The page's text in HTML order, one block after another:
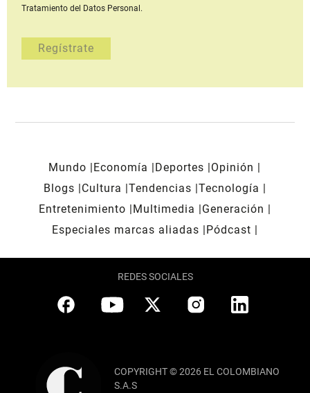
Tratamiento del Datos Personal.
Mundo Economía Deportes
Opinión
Blogs
Cultura Tendencias Tecnología
Entretenimiento
Multimedia
Generación
Especiales marcas aliadas
Pódcast
REDES SOCIALES
COPYRIGHT © 2026 EL COLOMBIANO
S.A.S